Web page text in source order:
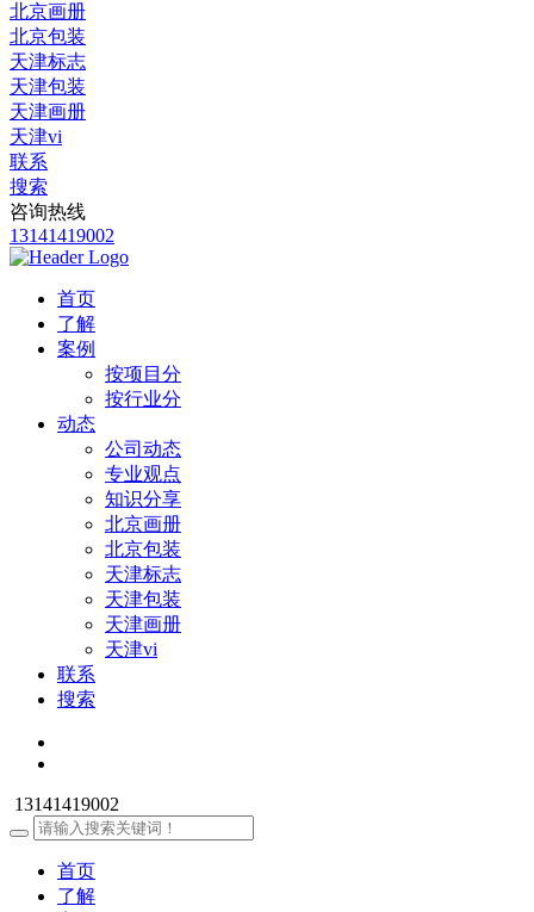
北京画册
北京包装
天津标志
天津包装
天津画册
天津vi
联系
搜索
咨询热线
13141419002
首页
了解
案例
按项目分
按行业分
动态
公司动态
专业观点
知识分享
北京画册
北京包装
天津标志
天津包装
天津画册
天津vi
联系
搜索
13141419002
首页
了解